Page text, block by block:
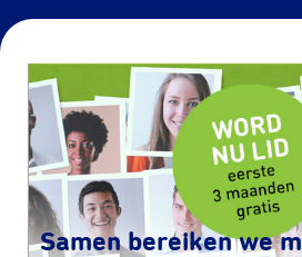
Samen bereiken we